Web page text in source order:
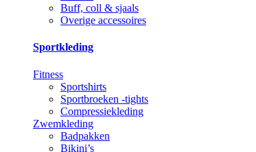
Buff, coll & sjaals
Overige accessoires
Sportkleding
Fitness
Sportshirts
Sportbroeken -tights
Compressiekleding
Zwemkleding
Badpakken
Bikini’s